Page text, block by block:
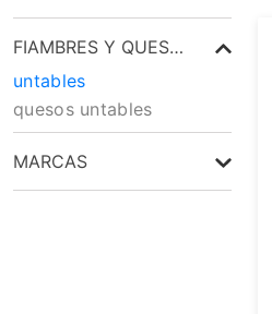
FIAMBRES Y QUESOS
untables
quesos untables
MARCAS
ADLER